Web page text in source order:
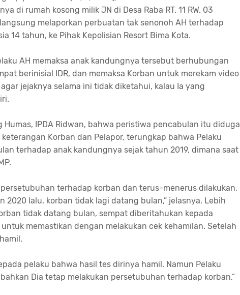
di rumah kosong milik JN di Desa Raba RT. 11 RW. 03
melaporkan perbuatan tak senonoh AH terhadap
14 tahun, ke Pihak Kepolisian Resort Bima Kota.
AH memaksa anak kandungnya tersebut berhubungan
berinisial IDR, dan memaksa Korban untuk merekam video
jejaknya selama ini tidak diketahui, kalau Ia yang
Humas, IPDA Ridwan, bahwa peristiwa pencabulan itu diduga
Korban dan Pelapor, terungkap bahwa Pelaku
terhadap anak kandungnya sejak tahun 2019, dimana saat
terhadap korban dan terus-menerus dilakukan,
2020 lalu, korban tidak lagi datang bulan,” jelasnya. Lebih
tidak datang bulan, sempat diberitahukan kepada
memastikan dengan melakukan cek kehamilan. Setelah
pelaku bahwa hasil tes dirinya hamil. Namun Pelaku
Dia tetap melakukan persetubuhan terhadap korban,”